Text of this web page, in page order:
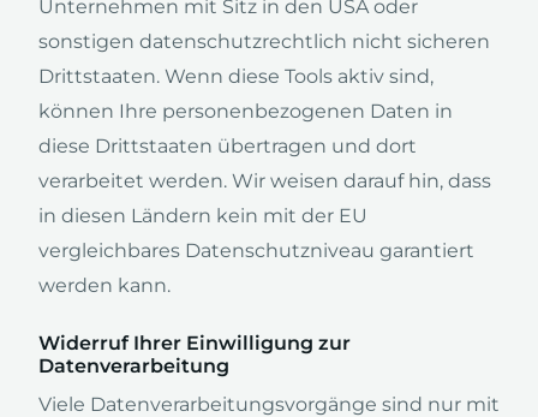
Unternehmen mit Sitz in den USA oder
sonstigen datenschutzrechtlich nicht sicheren
Drittstaaten. Wenn diese Tools aktiv sind,
können Ihre personenbezogenen Daten in
diese Drittstaaten übertragen und dort
verarbeitet werden. Wir weisen darauf hin, dass
in diesen Ländern kein mit der EU
vergleichbares Datenschutzniveau garantiert
werden kann.
Widerruf Ihrer Einwilligung zur
Datenverarbeitung
Viele Datenverarbeitungsvorgänge sind nur mit